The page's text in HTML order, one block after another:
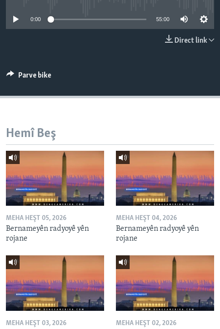
SERNIVÎS
Learning English
FOLLOW US
Zimanên Din
0:00 55:00
Direct link
Parve bike
Hemî Beş
MEHA HEŞT 05, 2026
Bernameyên radyoyê yên
rojane
MEHA HEŞT 04, 2026
Bernameyên radyoyê yên
rojane
MEHA HEŞT 03, 2026 MEHA HEŞT 02, 2026